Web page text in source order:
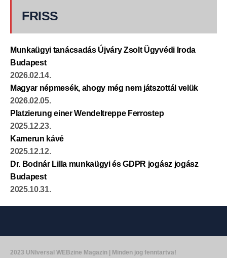
FRISS
Munkaügyi tanácsadás Újváry Zsolt Ügyvédi Iroda
Budapest
2026.02.14.
Magyar népmesék, ahogy még nem játszottál velük
2026.02.05.
Platzierung einer Wendeltreppe Ferrostep
2025.12.23.
Kamerun kávé
2025.12.12.
Dr. Bodnár Lilla munkaügyi és GDPR jogász jogász
Budapest
2025.10.31.
2023 UNIversal WEBzine Magazin | Minden jog fenntartva!